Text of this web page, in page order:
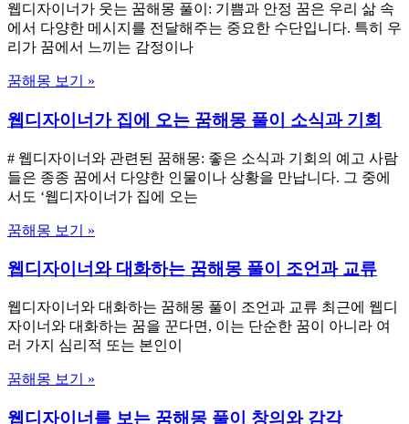
웹디자이너가 웃는 꿈해몽 풀이: 기쁨과 안정 꿈은 우리 삶 속
에서 다양한 메시지를 전달해주는 중요한 수단입니다. 특히 우
리가 꿈에서 느끼는 감정이나
꿈해몽 보기 »
웹디자이너가 집에 오는 꿈해몽 풀이 소식과 기회
# 웹디자이너와 관련된 꿈해몽: 좋은 소식과 기회의 예고 사람
들은 종종 꿈에서 다양한 인물이나 상황을 만납니다. 그 중에
서도 ‘웹디자이너가 집에 오는
꿈해몽 보기 »
웹디자이너와 대화하는 꿈해몽 풀이 조언과 교류
웹디자이너와 대화하는 꿈해몽 풀이 조언과 교류 최근에 웹디
자이너와 대화하는 꿈을 꾼다면, 이는 단순한 꿈이 아니라 여
러 가지 심리적 또는 본인이
꿈해몽 보기 »
웹디자이너를 보는 꿈해몽 풀이 창의와 감각